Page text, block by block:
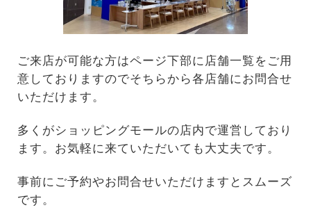
ご来店が可能な方はページ下部に店舗一覧をご用
意しておりますのでそちらから各店舗にお問合せ
いただけます。
多くがショッピングモールの店内で運営しており
ます。お気軽に来ていただいても大丈夫です。
事前にご予約やお問合せいただけますとスムーズ
です。